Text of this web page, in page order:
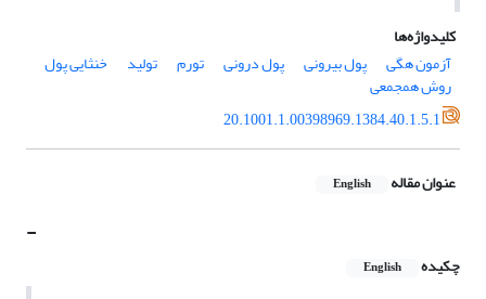
کلیدواژه‌ها
آزمون هگی
پول بیرونی پول درونی تورم تولید خنثایی پول
روش همجمعی
20.1001.1.00398969.1384.40.1.5.1
عنوان مقاله English
-
چکیده English